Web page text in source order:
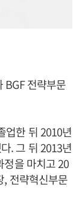
BGF 전략부문
업한 뒤 2010년
. 그 뒤 2013년
정을 마치고 20
, 전략혁신부문